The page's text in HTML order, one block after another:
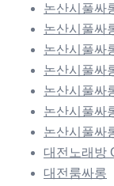
논산시풀싸
논산시풀싸
논산시풀싸
논산시풀싸
논산시풀싸
논산시풀싸
논산시풀싸
대전노래방
대전룸싸롱